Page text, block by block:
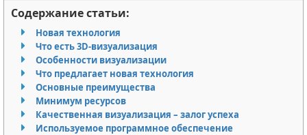
Интерьер и дизайн
Дизайн дачи
Дизайн квартиры
Кухня
Посуда
Ремонт
Ремонт дачи
Инструменты
Контакты
Сотрудничество
Размещение рекламы
Для правообладателей
Содержание статьи:
Новая технология
Что есть 3D-визуализация
Особенности визуализации
Что предлагает новая технология
Основные преимущества
Минимум ресурсов
Качественная визуализация – залог успеха
Используемое программное обеспечение